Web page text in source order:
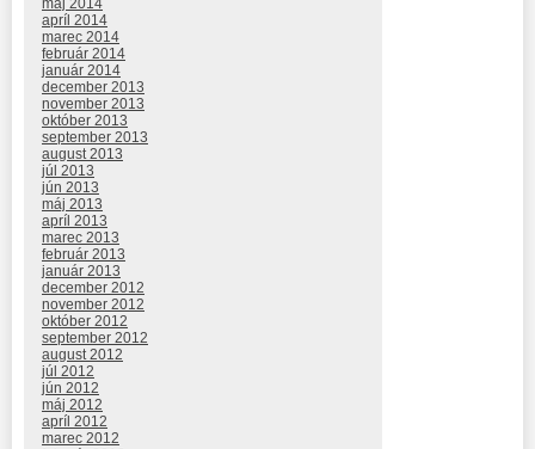
máj 2014
apríl 2014
marec 2014
február 2014
január 2014
december 2013
november 2013
október 2013
september 2013
august 2013
júl 2013
jún 2013
máj 2013
apríl 2013
marec 2013
február 2013
január 2013
december 2012
november 2012
október 2012
september 2012
august 2012
júl 2012
jún 2012
máj 2012
apríl 2012
marec 2012